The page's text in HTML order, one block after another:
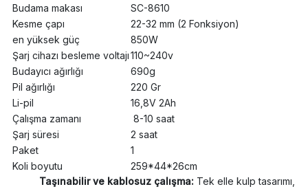
Budama makası
SC-8610
Kesme çapı
22-32 mm (2 Fonksiyon)
en yüksek güç
850W
Şarj cihazı besleme voltajı110~240v
Budayıcı ağırlığı
690g
Pil ağırlığı
220 Gr
Li-pil
16,8V 2Ah
Çalışma zamanı
8-10 saat
Şarj süresi
2 saat
Paket
1
Koli boyutu
259*44*26cm
Taşınabilir ve kablosuz çalışma: Tek elle kulp tasarımı,